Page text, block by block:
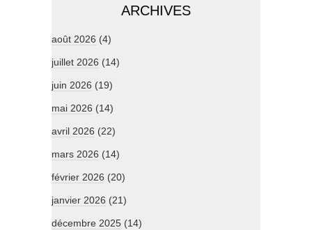
ARCHIVES
août 2026 (4)
juillet 2026 (14)
juin 2026 (19)
mai 2026 (14)
avril 2026 (22)
mars 2026 (14)
février 2026 (20)
janvier 2026 (21)
décembre 2025 (14)